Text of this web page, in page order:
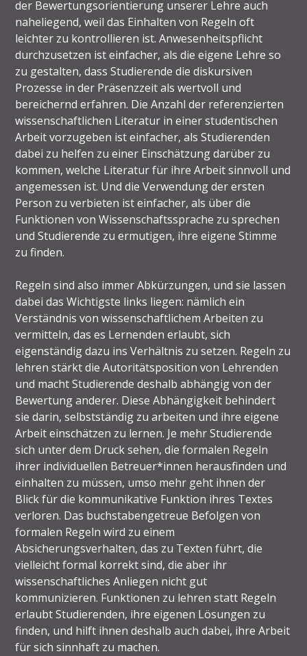
der Bewertungsorientierung unserer Lehre auch
naheliegend, weil das Einhalten von Regeln oft
leichter zu kontrollieren ist. Anwesenheitspflicht
durchzusetzen ist einfacher, als die eigene Lehre so
zu gestalten, dass Studierende die diskursiven
Prozesse in der Präsenzzeit als wertvoll und
bereichernd erfahren. Die Anzahl der referenzierten
wissenschaftlichen Literatur in einer studentischen
Arbeit vorzugeben ist einfacher, als Studierenden
dabei zu helfen zu einer Einschätzung darüber zu
kommen, welche Literatur für ihre Arbeit sinnvoll und
angemessen ist. Und die Verwendung der ersten
Person zu verbieten ist einfacher, als über die
Funktionen von Wissenschaftssprache zu sprechen
und Studierende zu ermutigen, ihre eigene Stimme
zu finden.
Regeln sind also immer Abkürzungen, und sie lassen
dabei das Wichtigste links liegen: nämlich ein
Verständnis von wissenschaftlichem Arbeiten zu
vermitteln, das es Lernenden erlaubt, sich
eigenständig dazu ins Verhältnis zu setzen. Regeln zu
lehren stärkt die Autoritätsposition von Lehrenden
und macht Studierende deshalb abhängig von der
Bewertung anderer. Diese Abhängigkeit behindert
sie darin, selbstständig zu arbeiten und ihre eigene
Arbeit einschätzen zu lernen. Je mehr Studierende
sich unter dem Druck sehen, die formalen Regeln
ihrer individuellen Betreuer*innen herausfinden und
einhalten zu müssen, umso mehr geht ihnen der
Blick für die kommunikative Funktion ihres Textes
verloren. Das buchstabengetreue Befolgen von
formalen Regeln wird zu einem
Absicherungsverhalten, das zu Texten führt, die
vielleicht formal korrekt sind, die aber ihr
wissenschaftliches Anliegen nicht gut
kommunizieren. Funktionen zu lehren statt Regeln
erlaubt Studierenden, ihre eigenen Lösungen zu
finden, und hilft ihnen deshalb auch dabei, ihre Arbeit
für sich sinnhaft zu machen.